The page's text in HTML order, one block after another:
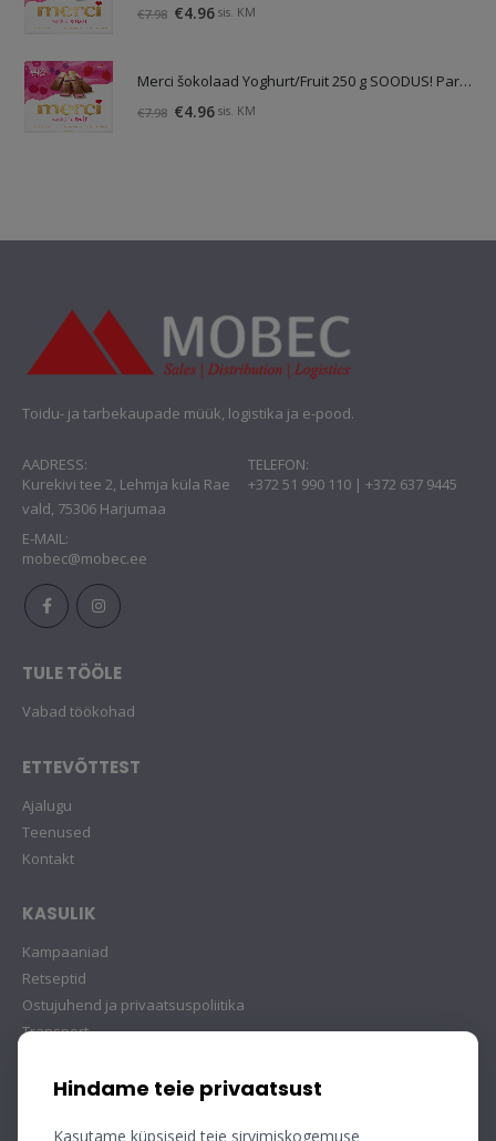
€7.98 Algne
€7.98.
€4.96Praegune
€4.96.
sis. KM
Merci šokolaad Yoghurt/Fruit 250 g SOODUS! Parim enne: 01.10.26
€7.98 Algne
€4.96Praegune
sis. KM
Toidu- ja tarbekaupade müük, logistika ja e-pood.
AADRESS:
Kurekivi tee 2, Lehmja küla Rae
vald, 75306 Harjumaa
TELEFON:
+372 51 990 110 | +372 637 9445
E-MAIL:
mobec@mobec.ee
TULE TÖÖLE
Vabad töökohad
ETTEVÕTTEST
Ajalugu
Teenused
Kontakt
KASULIK
Kampaaniad
Retseptid
Ostujuhend ja privaatsuspoliitika
Transport
Hindame teie privaatsust
Kasutame küpsiseid teie sirvimiskogemuse